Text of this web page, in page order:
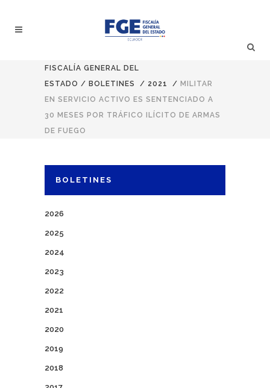
FISCALÍA GENERAL DEL
ESTADO / BOLETINES / 2021 / MILITAR
EN SERVICIO ACTIVO ES SENTENCIADO A
30 MESES POR TRÁFICO ILÍCITO DE ARMAS
DE FUEGO
BOLETINES
2026
2025
2024
2023
2022
2021
2020
2019
2018